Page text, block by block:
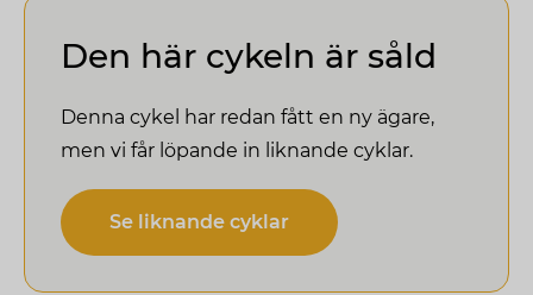
Den här cykeln är såld
Denna cykel har redan fått en ny ägare,
men vi får löpande in liknande cyklar.
Se liknande cyklar